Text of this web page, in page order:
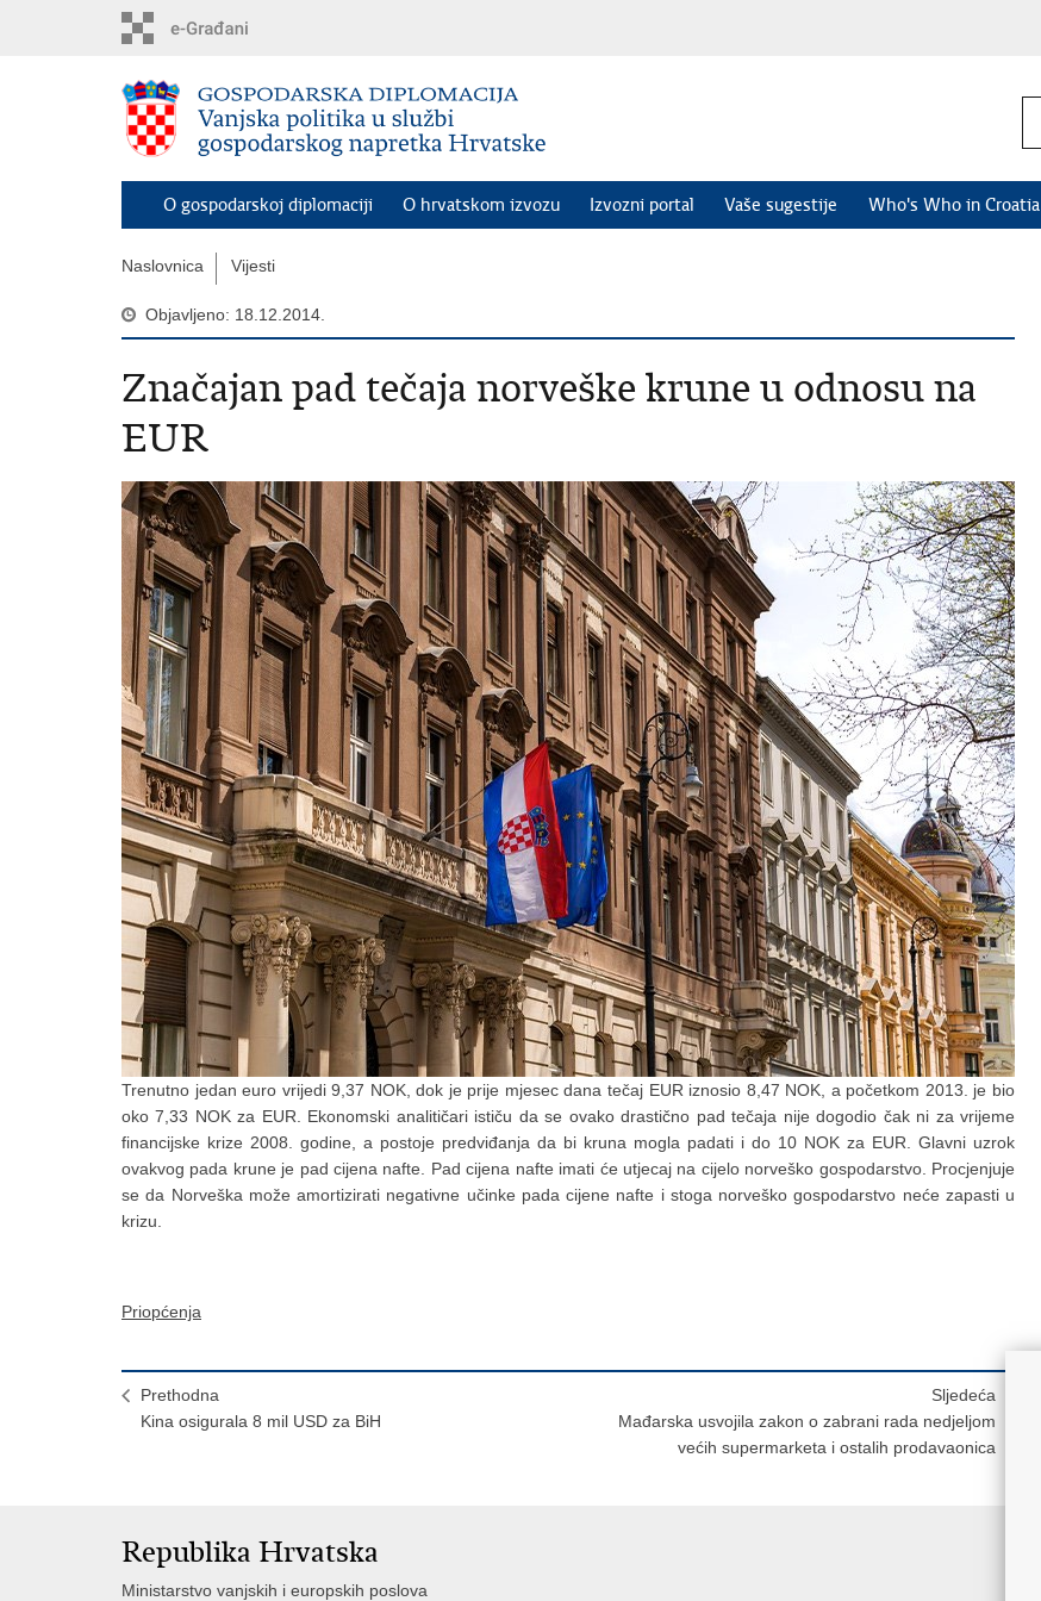
O gospodarskoj diplomaciji O hrvatskom izvozu Izvozni portal Vaše sugestije Who's Who in Croatia
Naslovnica Vijesti
Objavljeno: 18.12.2014.
Značajan pad tečaja norveške krune u odnosu na
EUR
Trenutno jedan euro vrijedi 9,37 NOK, dok je prije mjesec dana tečaj EUR iznosio 8,47 NOK, a početkom 2013. je bio
oko 7,33 NOK za EUR. Ekonomski analitičari ističu da se ovako drastično pad tečaja nije dogodio čak ni za vrijeme
financijske krize 2008. godine, a postoje predviđanja da bi kruna mogla padati i do 10 NOK za EUR. Glavni uzrok
ovakvog pada krune je pad cijena nafte. Pad cijena nafte imati će utjecaj na cijelo norveško gospodarstvo. Procjenjuje
se da Norveška može amortizirati negativne učinke pada cijene nafte i stoga norveško gospodarstvo neće zapasti u
krizu.
Priopćenja
Prethodna
Kina osigurala 8 mil USD za BiH
Sljedeća
Mađarska usvojila zakon o zabrani rada nedjeljom
većih supermarketa i ostalih prodavaonica
Republika Hrvatska
Ministarstvo vanjskih i europskih poslova